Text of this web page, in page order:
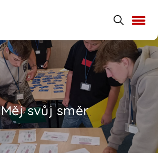
Měj svůj směr